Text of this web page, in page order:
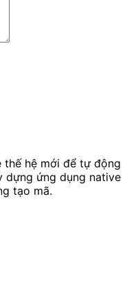
thế hệ mới để tự động
dựng ứng dụng native
tạo mã.